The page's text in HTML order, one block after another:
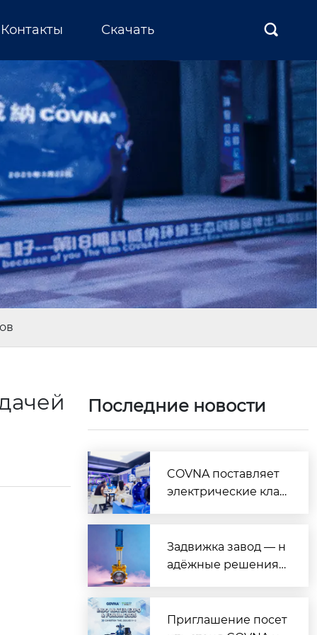
Контакты Скачать 
Последние новости
COVNA поставляет
электрические клап
в ОАЭ
Задвижка завод — н
адёжные решения
Приглашение посет